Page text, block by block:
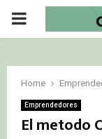
PRIMARY
Home
Emprendedores
El metodo